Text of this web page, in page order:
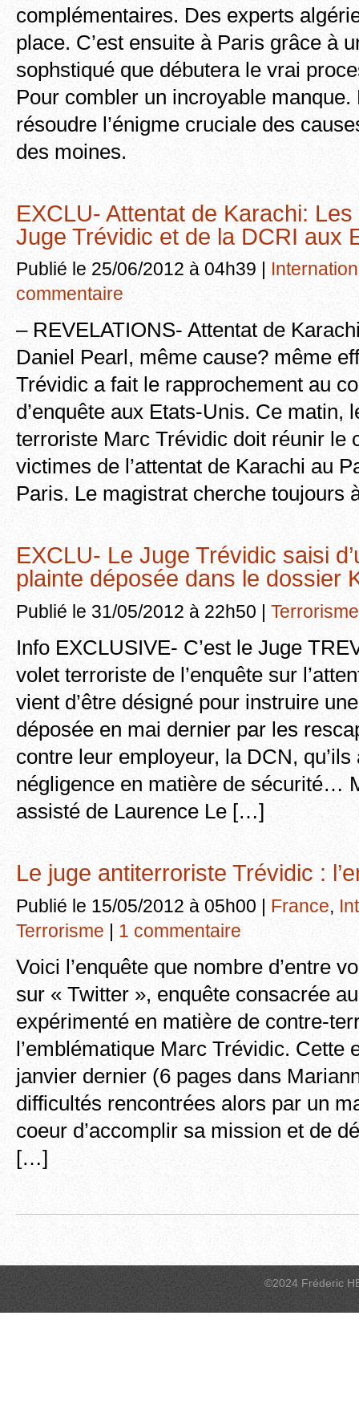
complémentaires. Des experts
place. C’est ensuite à Paris grâce à
sophstiqué que débutera le vrai
Pour combler un incroyable manque.
résoudre l’énigme cruciale des
des moines.
EXCLU- Attentat de Karachi:
Juge Trévidic et de la DCRI aux
Publié le 25/06/2012 à 04h39 |
commentaire
– REVELATIONS- Attentat de
Daniel Pearl, même cause? même
Trévidic a fait le rapprochement au
d’enquête aux Etats-Unis. Ce matin,
terroriste Marc Trévidic doit réunir le
victimes de l’attentat de Karachi au
Paris. Le magistrat cherche toujours
EXCLU- Le Juge Trévidic saisi
plainte déposée dans le dossier
Publié le 31/05/2012 à 22h50 | Terrorisme
Info EXCLUSIVE- C’est le Juge
volet terroriste de l’enquête sur
vient d’être désigné pour instruire
déposée en mai dernier par les
contre leur employeur, la DCN, qu’ils
négligence en matière de sécurité…
assisté de Laurence Le […]
Le juge antiterroriste Trévidic :
Publié le 15/05/2012 à 05h00 | France,
Terrorisme | 1 commentaire
Voici l’enquête que nombre d’entre
sur « Twitter », enquête consacrée
expérimenté en matière de contre-
l’emblématique Marc Trévidic. Cette
janvier dernier (6 pages dans
difficultés rencontrées alors par un
coeur d’accomplir sa mission et de
[…]
©2024 Fréderic